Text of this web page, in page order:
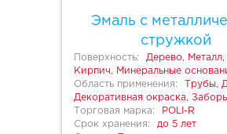
Эмаль с
стружкой
Поверхность:
Дерево, Металл,
Кирпич, Минеральные
Область применения:
Трубы,
Декоративная окраска,
Торговая марка:
POLI-R
Срок хранения:
до 5 лет